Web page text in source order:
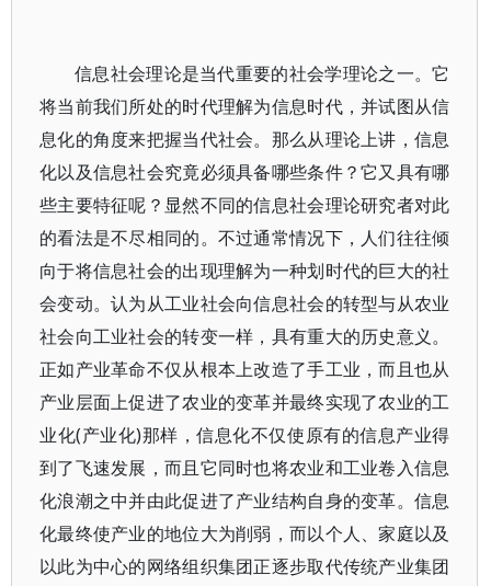
信息社会理论是当代重要的社会学理论之一。它
将当前我们所处的时代理解为信息时代，并试图从信
息化的角度来把握当代社会。那么从理论上讲，信息
化以及信息社会究竟必须具备哪些条件？它又具有哪
些主要特征呢？显然不同的信息社会理论研究者对此
的看法是不尽相同的。不过通常情况下，人们往往倾
向于将信息社会的出现理解为一种划时代的巨大的社
会变动。认为从工业社会向信息社会的转型与从农业
社会向工业社会的转变一样，具有重大的历史意义。
正如产业革命不仅从根本上改造了手工业，而且也从
产业层面上促进了农业的变革并最终实现了农业的工
业化(产业化)那样，信息化不仅使原有的信息产业得
到了飞速发展，而且它同时也将农业和工业卷入信息
化浪潮之中并由此促进了产业结构自身的变革。信息
化最终使产业的地位大为削弱，而以个人、家庭以及
以此为中心的网络组织集团正逐步取代传统产业集团